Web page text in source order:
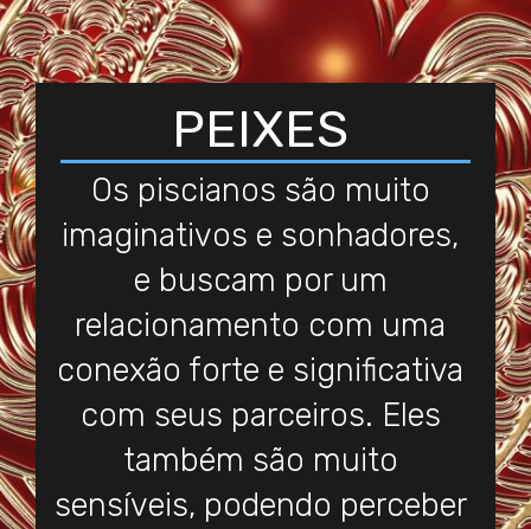
Os piscianos são muito
imaginativos e sonhadores,
e buscam por um
relacionamento com uma
conexão forte e significativa
com seus parceiros. Eles
também são muito
sensíveis, podendo perceber
PEIXES